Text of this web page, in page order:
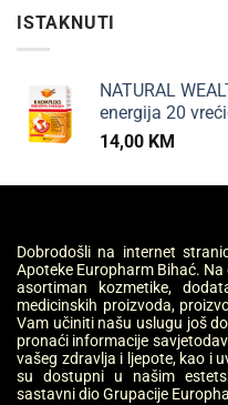
ISTAKNUTI
NATURAL
energija 20
14,00 KM
Dobrodošli na internet
Apoteke Europharm Bihać.
asortiman kozmetike,
medicinskih proizvoda,
Vam učiniti našu uslugu još
pronaći informacije
vašeg zdravlja i ljepote, kao i
su dostupni u našim
sastavni dio Grupacije